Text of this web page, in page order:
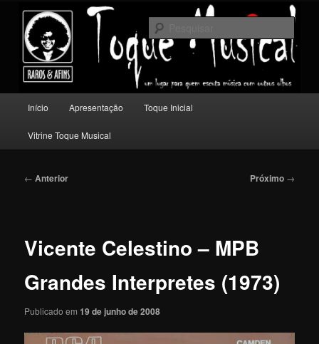
conteúdo
principalToque Musical
Um lugar para quem escuta música com outros olhos.
principal
Início Apresentação Toque Inicial
Vitrine Toque Musical
Navegação
← Anterior Próximo →
Vicente Celestino – MPB
Grandes Interpretes (1973)
Publicado em19 de junho de 2008